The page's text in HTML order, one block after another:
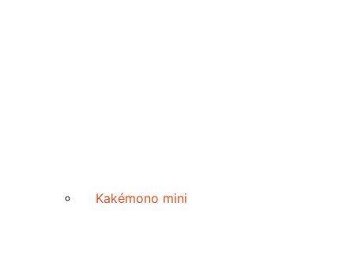
Kakémono mini